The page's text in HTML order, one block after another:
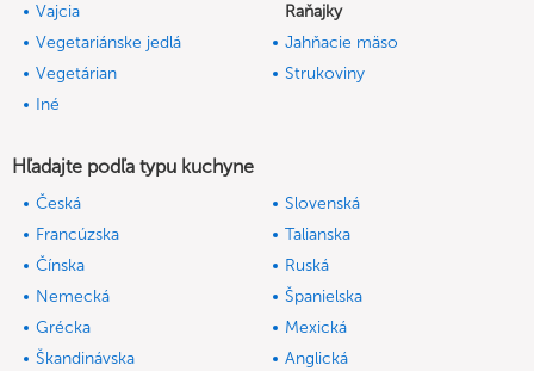
Vajcia
Raňajky
Vegetariánske jedlá
Jahňacie mäso
Vegetárian
Strukoviny
Iné
Hľadajte podľa typu kuchyne
Česká
Slovenská
Francúzska
Talianska
Čínska
Ruská
Nemecká
Španielska
Grécka
Mexická
Škandinávska
Anglická